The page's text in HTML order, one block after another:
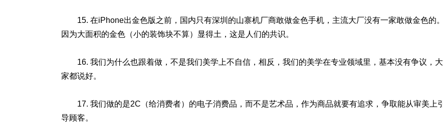
15. 在iPhone出金色版之前，国内只有深圳的山寨机厂商敢做金色手机，主流大厂没有一家敢做金色的。
因为大面积的金色（小的装饰块不算）显得土，这是人们的共识。
16. 我们为什么也跟着做，不是我们美学上不自信，相反，我们的美学在专业领域里，基本没有争议，大
家都说好。
17. 我们做的是2C（给消费者）的电子消费品，而不是艺术品，作为商品就要有追求，争取能从审美上引
导顾客。